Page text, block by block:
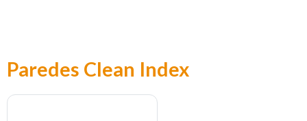
Paredes Clean Index